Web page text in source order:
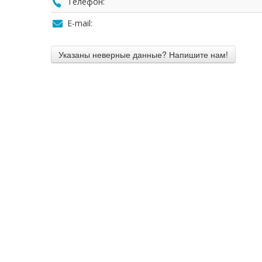
E-mail: